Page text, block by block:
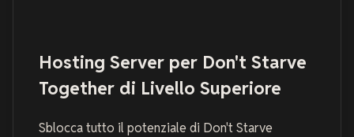
Hosting Server per Don't Starve
Together di Livello Superiore
Sblocca tutto il potenziale di Don't Starve